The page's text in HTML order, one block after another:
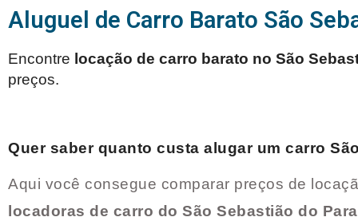
Aluguel de Carro Barato São
Encontre locação de carro barato no São
preços.
Quer saber quanto custa alugar um carro
Aqui você consegue comparar preços de
locadoras de carro do São Sebastião do